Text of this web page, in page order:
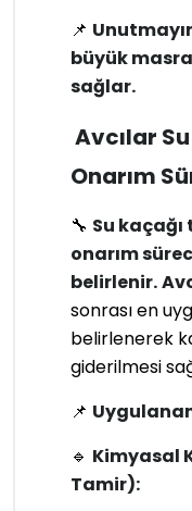
📌
büyük
sağlar.
Avcılar
Onarım
🔧 Su
onarım
belirlenir.
sonrası en
belirlenerek
giderilmesi
📌
🔹 Kimyasal
Tamir):